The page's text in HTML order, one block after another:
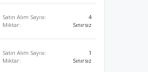
Satın Alım Sayısı:
4
Miktar:
Sınırsız
Satın Alım Sayısı:
1
Miktar:
Sınırsız